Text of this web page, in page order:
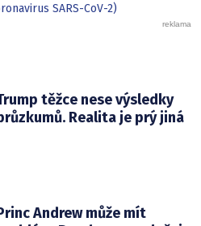
SARS-CoV-2)
těžce nese výsledky
Realita je prý jiná
Andrew může mít